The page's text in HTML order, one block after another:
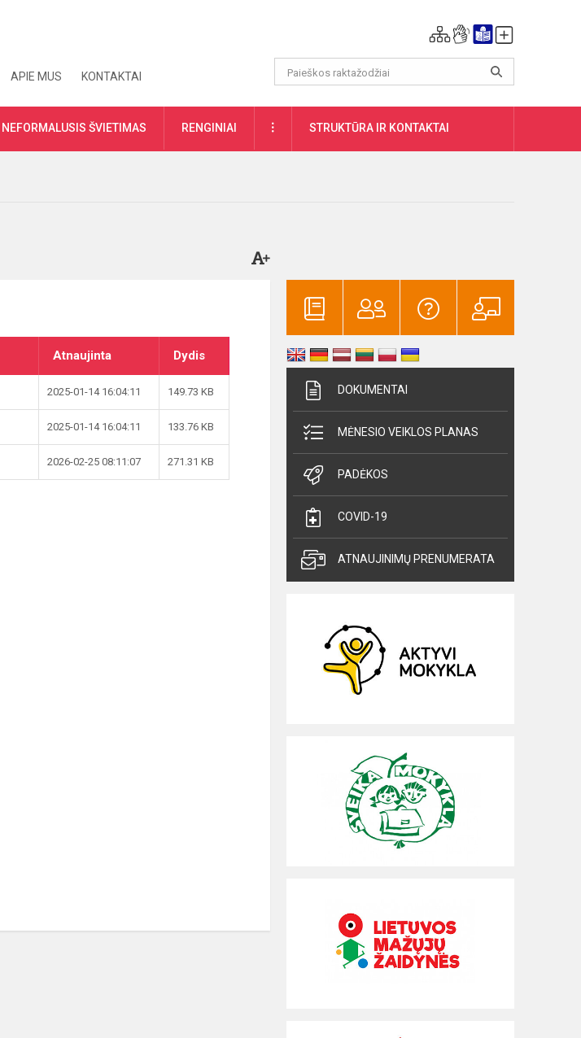
APIE MUS KONTAKTAI
NEFORMALUSIS ŠVIETIMAS RENGINIAI DAUGIAUSTRUKTŪRA IR KONTAKTAI
Atnaujinta Dydis
2025-01-14 16:04:11 149.73 KB
2025-01-14 16:04:11 133.76 KB
2026-02-25 08:11:07 271.31 KB
DOKUMENTAI
MĖNESIO VEIKLOS PLANAS
PADĖKOS
COVID-19
ATNAUJINIMŲ PRENUMERATA